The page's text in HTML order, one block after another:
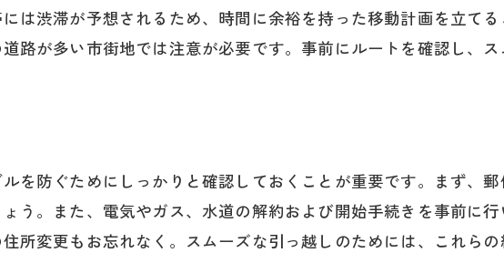
後の生活リズムの整え方
まいを作るためのデコレーション
し時に出る大量ゴミの対処法
有のゴミ出しルールと注意点
ゴミ収集日程の確認方法
は渋滞が予想されるため、時間に余裕を持った移動計画を立て
路が多い市街地では注意が必要です。事前にルートを確認し、
を防ぐためにしっかりと確認しておくことが重要です。まず、
う。また、電気やガス、水道の解約および開始手続きを事前に
所変更もお忘れなく。スムーズな引っ越しのためには、これら